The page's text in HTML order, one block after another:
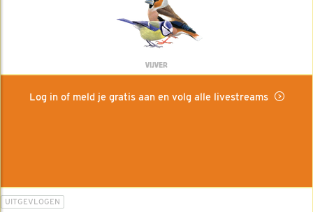
VIJVER
Log in of meld je gratis aan en volg alle livestreams
UITGEVLOGEN